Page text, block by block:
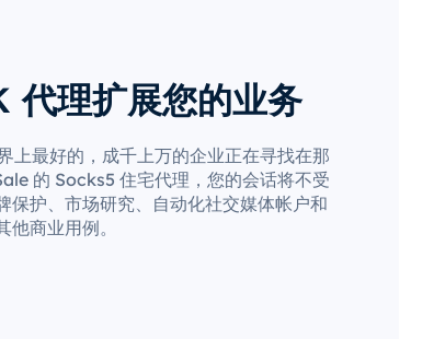
代理扩展您的业务
上最好的，成千上万的企业正在寻找在那
的 Socks5 住宅代理，您的会话将不受
保护、市场研究、自动化社交媒体帐户和
他商业用例。